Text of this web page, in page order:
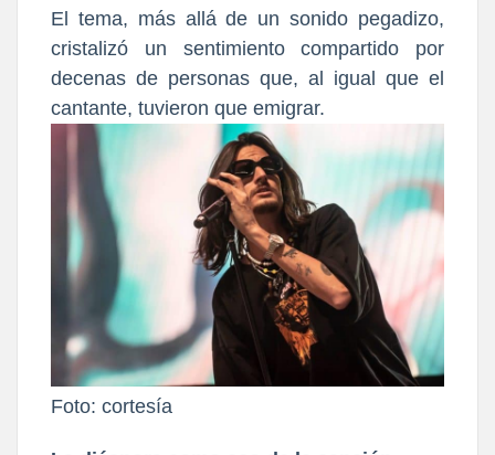
El tema, más allá de un sonido pegadizo,
cristalizó
un sentimiento compartido por
decenas de personas que, al
igual que el
cantante, tuvieron que emigrar.
Foto: cortesía